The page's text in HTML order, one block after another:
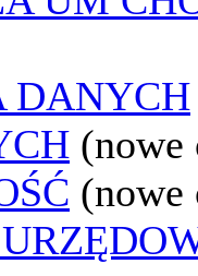
DANYCH
(nowe
(nowe